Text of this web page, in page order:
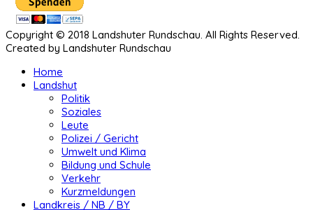
Copyright © 2018 Landshuter Rundschau. All Rights Reserved.
Created by Landshuter Rundschau
Home
Landshut
Politik
Soziales
Leute
Polizei / Gericht
Umwelt und Klima
Bildung und Schule
Verkehr
Kurzmeldungen
Landkreis / NB / BY